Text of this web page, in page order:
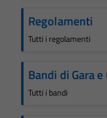
Regolamenti
Tutti i regolamenti
Bandi di Gara
Tutti i bandi